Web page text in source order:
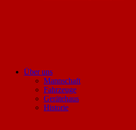
Über uns
Mannschaft
Fahrzeuge
Gerätehaus
Historie